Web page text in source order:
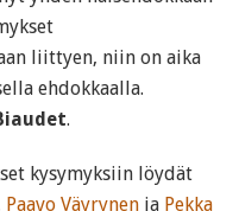
liittyen, niin on aika
ehdokkaalla.
.
kysymyksiin löydät
Paavo Väyrynen ja Pekka